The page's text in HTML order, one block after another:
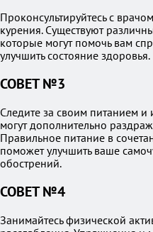
Проконсультируйтесь с
курения. Существуют
которые могут помочь вам
улучшить состояние здоровья.
СОВЕТ №3
Следите за своим питанием и
могут дополнительно
Правильное питание в
поможет улучшить ваше
обострений.
СОВЕТ №4
Занимайтесь физической